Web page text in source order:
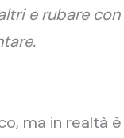
e rubare
ma in realtà